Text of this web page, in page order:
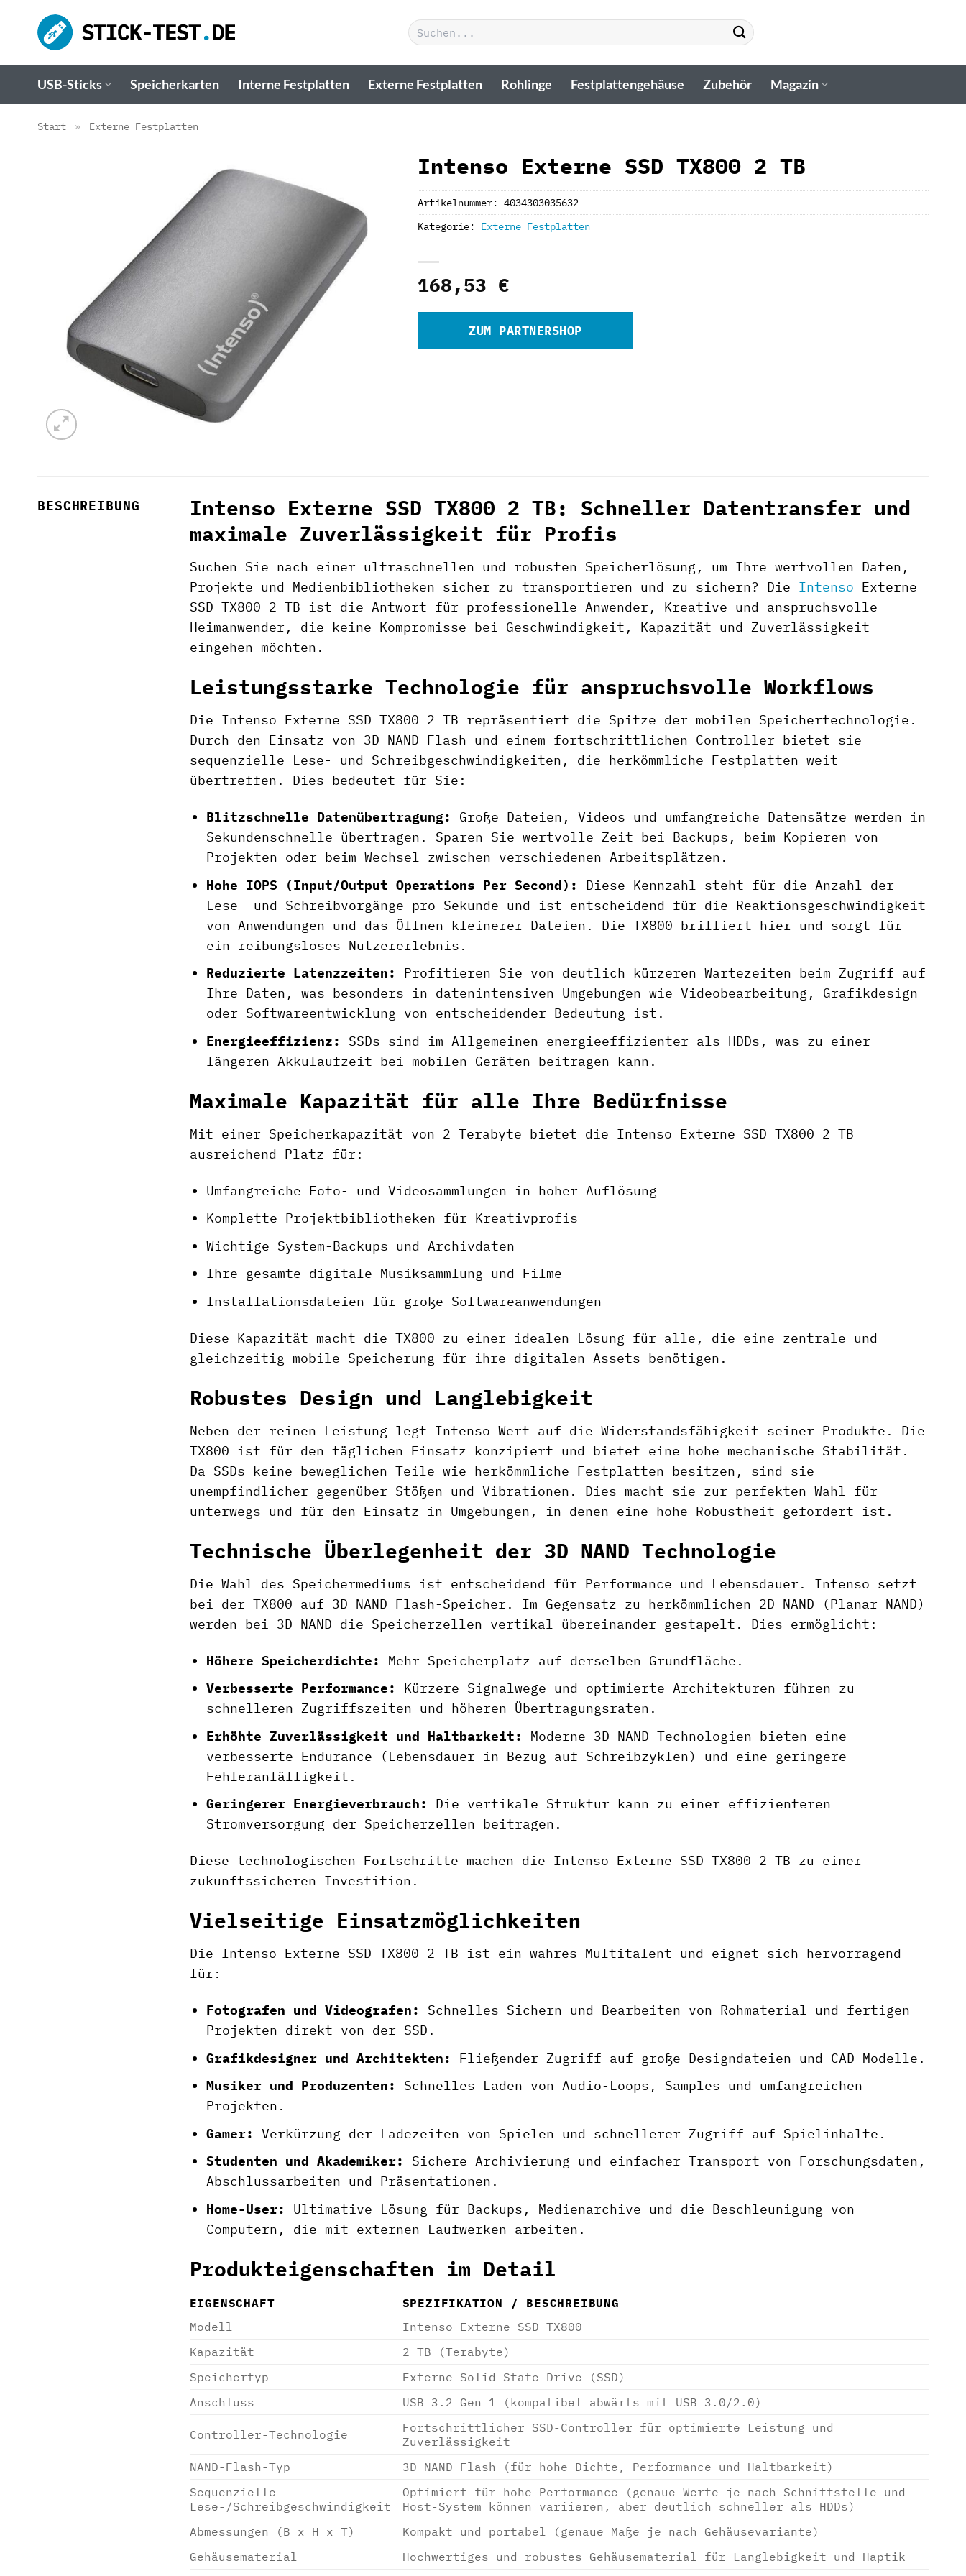
Inhalt
springen
Suchen
nach:
USB-Sticks Speicherkarten Interne Festplatten Externe Festplatten Rohlinge Festplattengehäuse Zubehör Magazin
Start » Externe Festplatten
Intenso Externe SSD TX800 2 TB
168,53 €
ZUM PARTNERSHOP
Artikelnummer:4034303035632
Kategorie: Externe Festplatten
BESCHREIBUNG
Intenso Externe SSD TX800 2 TB: Schneller Datentransfer und
maximale Zuverlässigkeit für Profis
Suchen Sie nach einer ultraschnellen und robusten Speicherlösung, um Ihre wertvollen Daten,
Projekte und Medienbibliotheken sicher zu transportieren und zu sichern? Die Intenso Externe
SSD TX800 2 TB ist die Antwort für professionelle Anwender, Kreative und anspruchsvolle
Heimanwender, die keine Kompromisse bei Geschwindigkeit, Kapazität und Zuverlässigkeit
eingehen möchten.
Leistungsstarke Technologie für anspruchsvolle Workflows
Die Intenso Externe SSD TX800 2 TB repräsentiert die Spitze der mobilen Speichertechnologie.
Durch den Einsatz von 3D NAND Flash und einem fortschrittlichen Controller bietet sie
sequenzielle Lese- und Schreibgeschwindigkeiten, die herkömmliche Festplatten weit
übertreffen. Dies bedeutet für Sie:
Blitzschnelle Datenübertragung:
Große Dateien, Videos und umfangreiche Datensätze werden in
Sekundenschnelle übertragen. Sparen Sie wertvolle Zeit bei Backups, beim Kopieren von
Projekten oder beim Wechsel zwischen verschiedenen Arbeitsplätzen.
Hohe IOPS (Input/Output Operations Per Second):
Diese Kennzahl steht für die Anzahl der
Lese- und Schreibvorgänge pro Sekunde und ist entscheidend für die Reaktionsgeschwindigkeit
von Anwendungen und das Öffnen kleinerer Dateien. Die TX800 brilliert hier und sorgt für
ein reibungsloses Nutzererlebnis.
Reduzierte Latenzzeiten:
Profitieren Sie von deutlich kürzeren Wartezeiten beim Zugriff auf
Ihre Daten, was besonders in datenintensiven Umgebungen wie Videobearbeitung, Grafikdesign
oder Softwareentwicklung von entscheidender Bedeutung ist.
Energieeffizienz:
SSDs sind im Allgemeinen energieeffizienter als HDDs, was zu einer
längeren Akkulaufzeit bei mobilen Geräten beitragen kann.
Maximale Kapazität für alle Ihre Bedürfnisse
Mit einer Speicherkapazität von 2 Terabyte bietet die Intenso Externe SSD TX800 2 TB
ausreichend Platz für:
Umfangreiche Foto- und Videosammlungen in hoher Auflösung
Komplette Projektbibliotheken für Kreativprofis
Wichtige System-Backups und Archivdaten
Ihre gesamte digitale Musiksammlung und Filme
Installationsdateien für große Softwareanwendungen
Diese Kapazität macht die TX800 zu einer idealen Lösung für alle, die eine zentrale und
gleichzeitig mobile Speicherung für ihre digitalen Assets benötigen.
Robustes Design und Langlebigkeit
Neben der reinen Leistung legt Intenso Wert auf die Widerstandsfähigkeit seiner Produkte. Die
TX800 ist für den täglichen Einsatz konzipiert und bietet eine hohe mechanische Stabilität.
Da SSDs keine beweglichen Teile wie herkömmliche Festplatten besitzen, sind sie
unempfindlicher gegenüber Stößen und Vibrationen. Dies macht sie zur perfekten Wahl für
unterwegs und für den Einsatz in Umgebungen, in denen eine hohe Robustheit gefordert ist.
Technische Überlegenheit der 3D NAND Technologie
Die Wahl des Speichermediums ist entscheidend für Performance und Lebensdauer. Intenso setzt
bei der TX800 auf 3D NAND Flash-Speicher. Im Gegensatz zu herkömmlichen 2D NAND (Planar NAND)
werden bei 3D NAND die Speicherzellen vertikal übereinander gestapelt. Dies ermöglicht:
Höhere Speicherdichte:
Mehr Speicherplatz auf derselben Grundfläche.
Verbesserte Performance:
Kürzere Signalwege und optimierte Architekturen führen zu
schnelleren Zugriffszeiten und höheren Übertragungsraten.
Erhöhte Zuverlässigkeit und Haltbarkeit:
Moderne 3D NAND-Technologien bieten eine
verbesserte Endurance (Lebensdauer in Bezug auf Schreibzyklen) und eine geringere
Fehleranfälligkeit.
Geringerer Energieverbrauch:
Die vertikale Struktur kann zu einer effizienteren
Stromversorgung der Speicherzellen beitragen.
Diese technologischen Fortschritte machen die Intenso Externe SSD TX800 2 TB zu einer
zukunftssicheren Investition.
Vielseitige Einsatzmöglichkeiten
Die Intenso Externe SSD TX800 2 TB ist ein wahres Multitalent und eignet sich hervorragend
für:
Fotografen und Videografen:
Schnelles Sichern und Bearbeiten von Rohmaterial und fertigen
Projekten direkt von der SSD.
Grafikdesigner und Architekten:
Fließender Zugriff auf große Designdateien und CAD-Modelle.
Musiker und Produzenten:
Schnelles Laden von Audio-Loops, Samples und umfangreichen
Projekten.
Gamer:
Verkürzung der Ladezeiten von Spielen und schnellerer Zugriff auf Spielinhalte.
Studenten und Akademiker:
Sichere Archivierung und einfacher Transport von Forschungsdaten,
Abschlussarbeiten und Präsentationen.
Home-User:
Ultimative Lösung für Backups, Medienarchive und die Beschleunigung von
Computern, die mit externen Laufwerken arbeiten.
Produkteigenschaften im Detail
EIGENSCHAFT
SPEZIFIKATION / BESCHREIBUNG
Modell
Intenso Externe SSD TX800
Kapazität
2 TB (Terabyte)
Speichertyp
Externe Solid State Drive (SSD)
Anschluss
USB 3.2 Gen 1 (kompatibel abwärts mit USB 3.0/2.0)
Controller-Technologie
Fortschrittlicher SSD-Controller für optimierte Leistung und
Zuverlässigkeit
NAND-Flash-Typ
3D NAND Flash (für hohe Dichte, Performance und Haltbarkeit)
Sequenzielle
Lese-/Schreibgeschwindigkeit
Optimiert für hohe Performance (genaue Werte je nach Schnittstelle und
Host-System können variieren, aber deutlich schneller als HDDs)
Abmessungen (B x H x T)
Kompakt und portabel (genaue Maße je nach Gehäusevariante)
Gehäusematerial
Hochwertiges und robustes Gehäusematerial für Langlebigkeit und Haptik